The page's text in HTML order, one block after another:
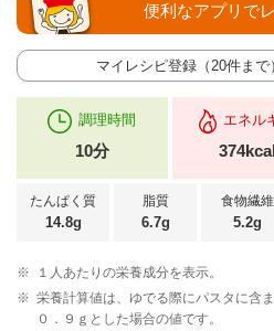
マイレシピ登録（20件まで）
便利なアプリで
調理時間
10分
エネル
374kcal
たんぱく質
14.8g
脂質
6.7g
食物繊維
5.2g
※
１人あたりの栄養成分を表示。
※ 栄養計算値は、ゆでる際にパスタに含
０．９ｇとした場合の値です。